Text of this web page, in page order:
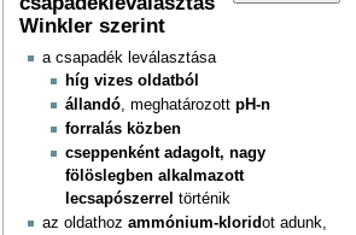
Winkler szerint
a csapadék leválasztása
híg vizes oldatból
állandó, meghatározott pH-n
forralás közben
cseppenként adagolt, nagy
fölöslegben alkalmazott
lecsapószerrel történik
az oldathoz ammónium-kloridot adunk,